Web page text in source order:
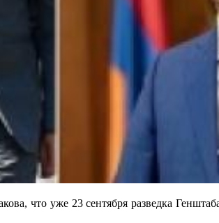
что уже 23 сентября разведка